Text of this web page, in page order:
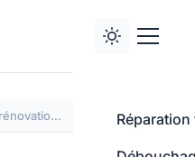
Budget rénovation salle de bain à Montreuil